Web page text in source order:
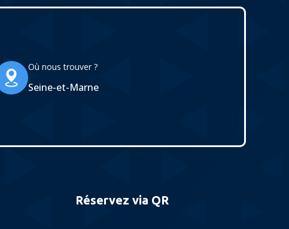
Où nous trouver ?
Seine-et-Marne
Réservez via QR